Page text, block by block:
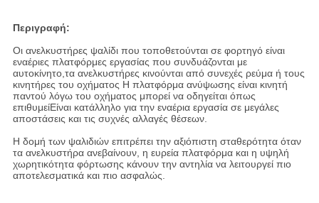
Περιγραφή:
Οι ανελκυστήρες ψαλίδι που τοποθετούνται σε φορτηγό είναι
εναέριες πλατφόρμες εργασίας που συνδυάζονται με
αυτοκίνητο,τα ανελκυστήρες κινούνται από συνεχές ρεύμα ή τους
κινητήρες του οχήματος Η πλατφόρμα ανύψωσης είναι κινητή
παντού λόγω του οχήματος μπορεί να οδηγείται όπως
επιθυμείΕίναι κατάλληλο για την εναέρια εργασία σε μεγάλες
αποστάσεις και τις συχνές αλλαγές θέσεων.
Η δομή των ψαλιδιών επιτρέπει την αξιόπιστη σταθερότητα όταν
τα ανελκυστήρα ανεβαίνουν, η ευρεία πλατφόρμα και η υψηλή
χωρητικότητα φόρτωσης κάνουν την αντηλία να λειτουργεί πιο
αποτελεσματικά και πιο ασφαλώς.